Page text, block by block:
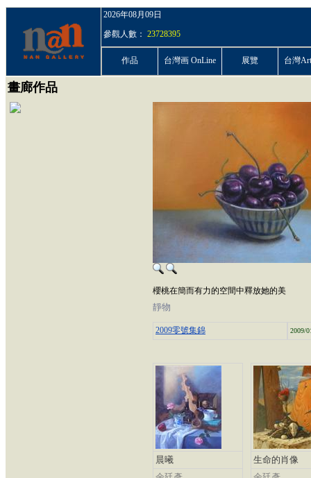
2026年08月09日
參觀人數： 23728395
作品 台灣画 OnLine 展覽 台灣
畫廊作品
櫻桃在簡而有力的空間中釋放她的美
靜物
2009零號集錦 2009/
晨曦
生命的肖像